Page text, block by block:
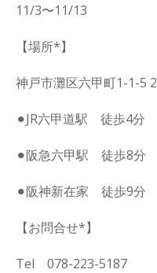
11/3〜11/13
【場所*】
神戸市灘区六甲町1-1-5
⚫︎JR六甲道駅 徒歩4分
⚫︎阪急六甲駅 徒歩8分
⚫︎阪神新在家 徒歩9分
【お問合せ*】
Tel 078-223-5187